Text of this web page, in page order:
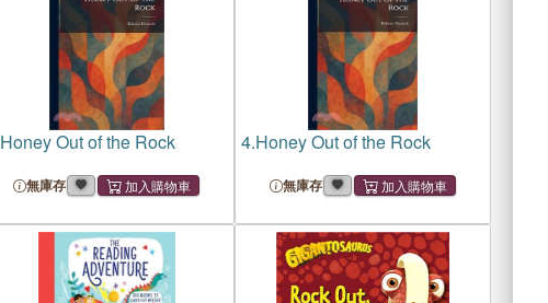
Honey Out of the Rock
無庫存
4.Honey Out of the Rock
無庫存